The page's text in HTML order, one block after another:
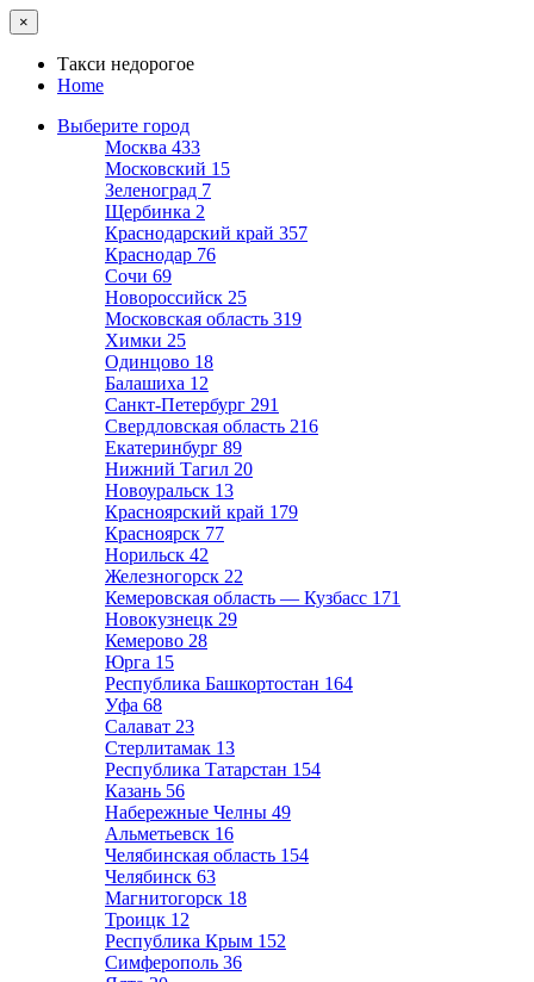
×
Такси недорогое
Home
Выберите город
Москва 433
Московский 15
Зеленоград 7
Щербинка 2
Краснодарский край 357
Краснодар 76
Сочи 69
Новороссийск 25
Московская область 319
Химки 25
Одинцово 18
Балашиха 12
Санкт-Петербург 291
Свердловская область 216
Екатеринбург 89
Нижний Тагил 20
Новоуральск 13
Красноярский край 179
Красноярск 77
Норильск 42
Железногорск 22
Кемеровская область — Кузбасс 171
Новокузнецк 29
Кемерово 28
Юрга 15
Республика Башкортостан 164
Уфа 68
Салават 23
Стерлитамак 13
Республика Татарстан 154
Казань 56
Набережные Челны 49
Альметьевск 16
Челябинская область 154
Челябинск 63
Магнитогорск 18
Троицк 12
Республика Крым 152
Симферополь 36